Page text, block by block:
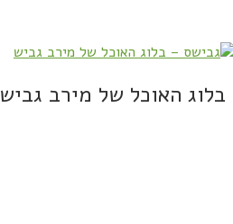
בלוג האוכל של מירב גביש